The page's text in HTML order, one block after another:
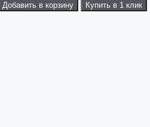
Добавить в корзину Купить в 1 клик